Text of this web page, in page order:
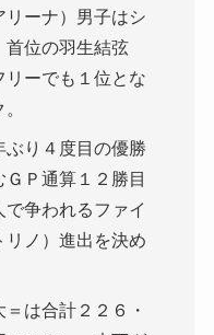
リーナ）男子はシ
首位の羽生結弦
リーでも１位とな
り４度目の優勝
Ｐ通算１２勝目
争われるファイ
ノ）進出を決め
は合計２２６・